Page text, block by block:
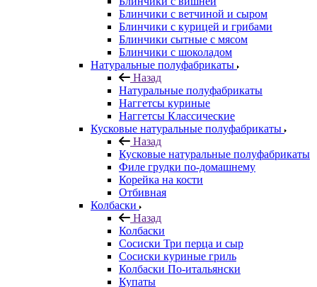
Блинчики с ветчиной и сыром
Блинчики с курицей и грибами
Блинчики сытные с мясом
Блинчики с шоколадом
Натуральные полуфабрикаты
Назад
Натуральные полуфабрикаты
Наггетсы куриные
Наггетсы Классические
Кусковые натуральные полуфабрикаты
Назад
Кусковые натуральные полуфабрикаты
Филе грудки по-домашнему
Корейка на кости
Отбивная
Колбаски
Назад
Колбаски
Сосиски Три перца и сыр
Сосиски куриные гриль
Колбаски По-итальянски
Купаты